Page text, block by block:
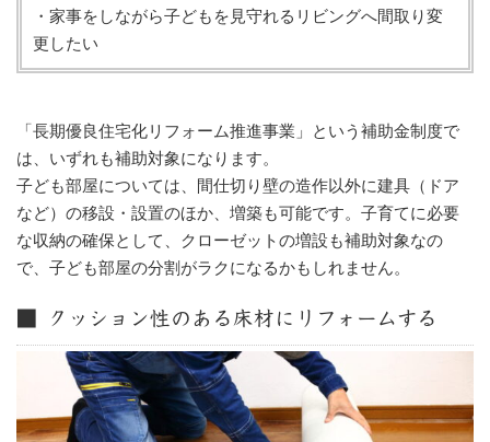
・家事をしながら子どもを見守れるリビングへ間取り変
更したい
「長期優良住宅化リフォーム推進事業」という補助金制度で
は、いずれも補助対象になります。
子ども部屋については、間仕切り壁の造作以外に建具（ドア
など）の移設・設置のほか、増築も可能です。子育てに必要
な収納の確保として、クローゼットの増設も補助対象なの
で、子ども部屋の分割がラクになるかもしれません。
■ クッション性のある床材にリフォームする